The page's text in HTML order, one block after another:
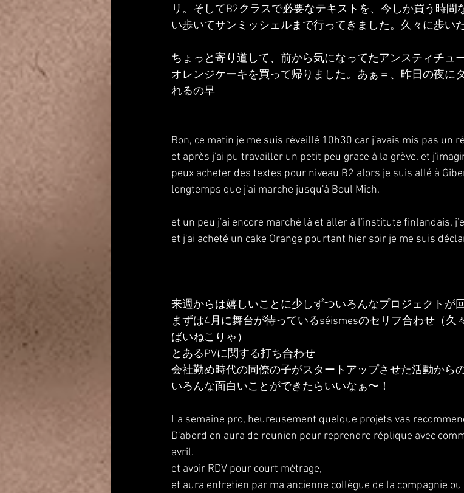
リ。そしてB2クラスで必要なテキストを、今しか買う時間
い歩いてサンミッシェルまで行ってきました。久々に歩い
ちょっと寄り道して、前から気になってたアンスティチュ
オレンジケーキを買って帰りました。あぁ＝、昨日の夜に
れるの早
Bon, ce matin je me suis réveillé 10h30 car j'avais mis pas un
et après j'ai pu travailler un petit peu grace à la grève. et
peux acheter des textes pour niveau B2 alors je suis allé à
longtemps que j'ai marche jusqu'à Boul Mich.
et un peu j'ai encore marché là et aller à l'institute finlandais.
et j'ai acheté un cake Orange pourtant hier soir je me suis
来週からは嬉しいことに少しずついろんなプロジェクトが
まずは4月に舞台が待っているséismesのセリフ合わせ（久
ばいねこりゃ）
とあるPVに関する打ち合わせ
会社勤め時代の同僚の子がスタートアップさせた活動から
いろんな面白いことができたらいいなぁ〜！
La semaine pro, heureusement quelque projets vas
D'abord on aura de reunion pour reprendre réplique avec
avril.
et avoir RDV pour court métrage,
et aura entretien par ma ancienne collègue de la compagnie